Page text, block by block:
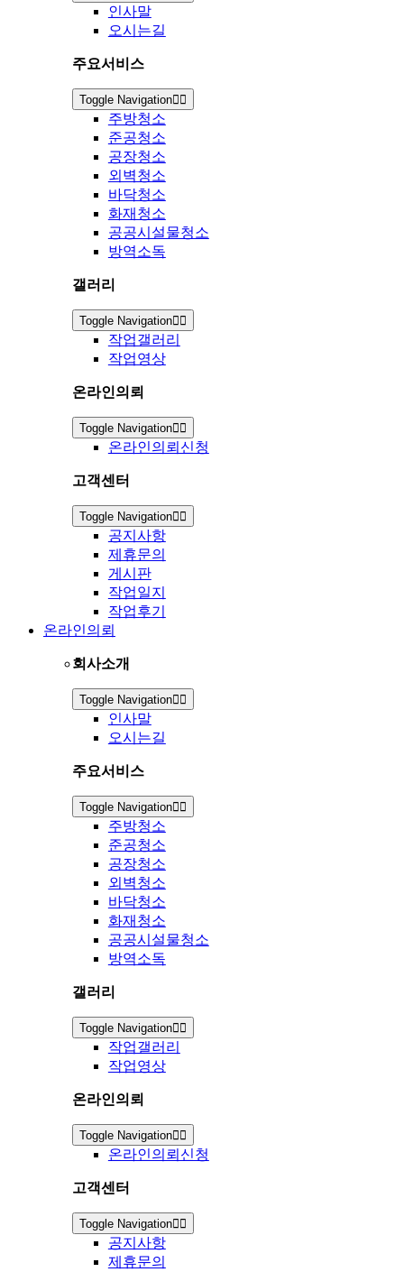
인사말
오시는길
주요서비스
Toggle Navigation
주방청소
준공청소
공장청소
외벽청소
바닥청소
화재청소
공공시설물청소
방역소독
갤러리
Toggle Navigation
작업갤러리
작업영상
온라인의뢰
Toggle Navigation
온라인의뢰신청
고객센터
Toggle Navigation
공지사항
제휴문의
게시판
작업일지
작업후기
온라인의뢰
회사소개
Toggle Navigation
인사말
오시는길
주요서비스
Toggle Navigation
주방청소
준공청소
공장청소
외벽청소
바닥청소
화재청소
공공시설물청소
방역소독
갤러리
Toggle Navigation
작업갤러리
작업영상
온라인의뢰
Toggle Navigation
온라인의뢰신청
고객센터
Toggle Navigation
공지사항
제휴문의